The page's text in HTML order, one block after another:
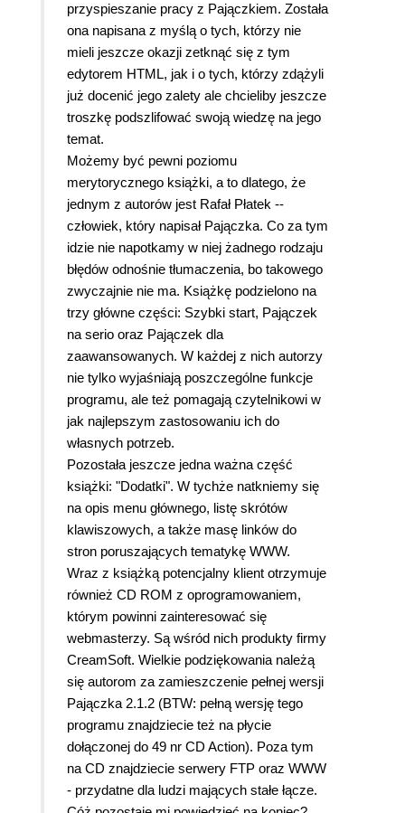
przyspieszanie pracy z Pajączkiem. Została
ona napisana z myślą o tych, którzy nie
mieli jeszcze okazji zetknąć się z tym
edytorem HTML, jak i o tych, którzy zdążyli
już docenić jego zalety ale chcieliby jeszcze
troszkę podszlifować swoją wiedzę na jego
temat.
Możemy być pewni poziomu
merytorycznego książki, a to dlatego, że
jednym z autorów jest Rafał Płatek --
człowiek, który napisał Pajączka. Co za tym
idzie nie napotkamy w niej żadnego rodzaju
błędów odnośnie tłumaczenia, bo takowego
zwyczajnie nie ma. Książkę podzielono na
trzy główne części: Szybki start, Pajączek
na serio oraz Pajączek dla
zaawansowanych. W każdej z nich autorzy
nie tylko wyjaśniają poszczególne funkcje
programu, ale też pomagają czytelnikowi w
jak najlepszym zastosowaniu ich do
własnych potrzeb.
Pozostała jeszcze jedna ważna część
książki: "Dodatki". W tychże natkniemy się
na opis menu głównego, listę skrótów
klawiszowych, a także masę linków do
stron poruszających tematykę WWW.
Wraz z książką potencjalny klient otrzymuje
również CD ROM z oprogramowaniem,
którym powinni zainteresować się
webmasterzy. Są wśród nich produkty firmy
CreamSoft. Wielkie podziękowania należą
się autorom za zamieszczenie pełnej wersji
Pajączka 2.1.2 (BTW: pełną wersję tego
programu znajdziecie też na płycie
dołączonej do 49 nr CD Action). Poza tym
na CD znajdziecie serwery FTP oraz WWW
- przydatne dla ludzi mających stałe łącze.